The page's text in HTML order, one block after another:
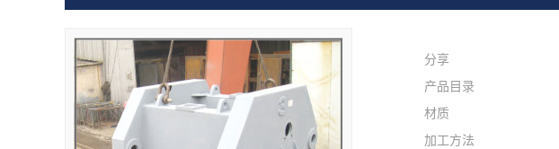
分享
产品目录
材质
加工方法